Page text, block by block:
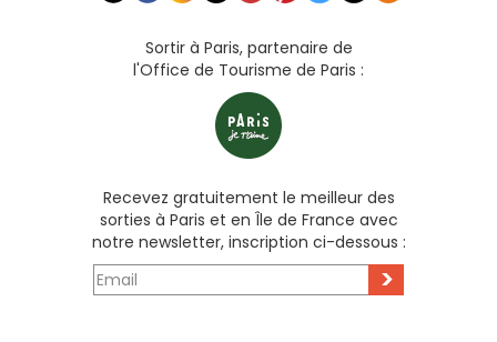
Sortir à Paris, partenaire de
l'Office de Tourisme de Paris :
Recevez gratuitement le meilleur des
sorties à Paris et en Île de France avec
notre newsletter, inscription ci-dessous :
>